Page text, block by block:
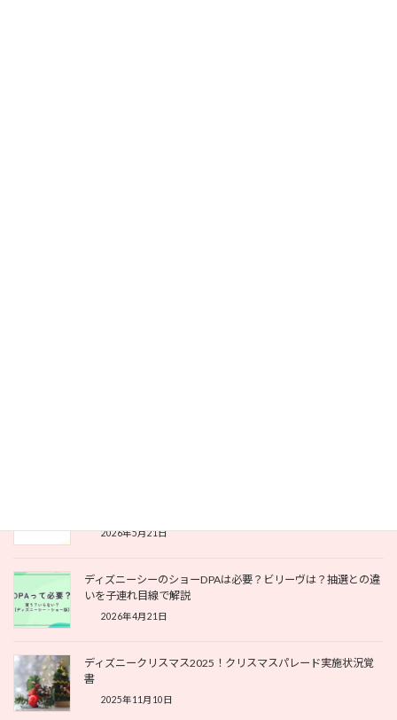
2026年5月21日
ディズニーシーのショーDPAは必要？ビリーヴは？抽選との違
いを子連れ目線で解説
2026年4月21日
ディズニークリスマス2025！クリスマスパレード実施状況覚
書
2025年11月10日